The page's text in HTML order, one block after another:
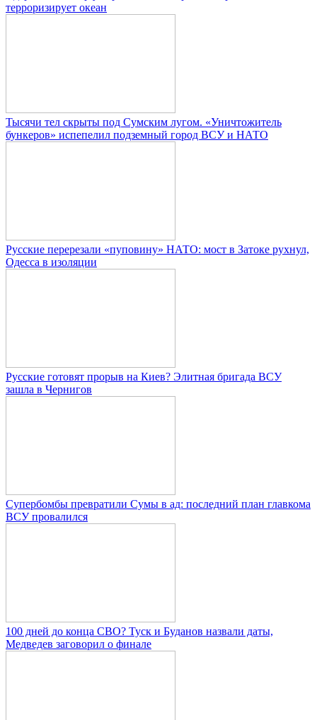
терроризирует океан
Тысячи тел скрыты под Сумским лугом. «Уничтожитель
бункеров» испепелил подземный город ВСУ и НАТО
Русские перерезали «пуповину» НАТО: мост в Затоке рухнул,
Одесса в изоляции
Русские готовят прорыв на Киев? Элитная бригада ВСУ
зашла в Чернигов
Супербомбы превратили Сумы в ад: последний план главкома
ВСУ провалился
100 дней до конца СВО? Туск и Буданов назвали даты,
Медведев заговорил о финале